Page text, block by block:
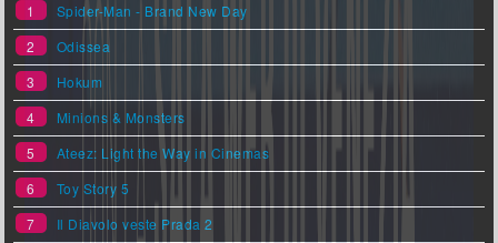
1
Spider-Man - Brand New Day
2
Odissea
3
Hokum
4
Minions & Monsters
5
Ateez: Light the Way in Cinemas
6
Toy Story 5
7
Il Diavolo veste Prada 2